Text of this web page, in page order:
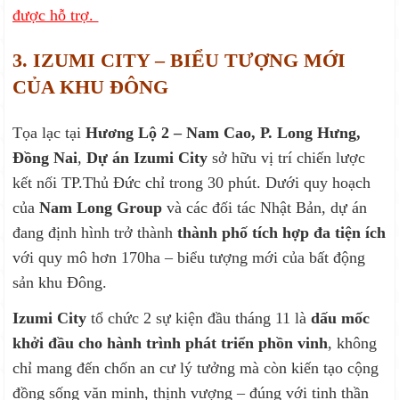
được hỗ trợ.
3. IZUMI CITY – BIỂU TƯỢNG MỚI
CỦA KHU ĐÔNG
Tọa lạc tạiHương Lộ 2 – Nam Cao, P. Long Hưng,
Đồng Nai,Dự án Izumi City sở hữu vị trí chiến lược
kết nối TP.Thủ Đức chỉ trong 30 phút. Dưới quy hoạch
củaNam Long Group và các đối tác Nhật Bản, dự án
đang định hình trở thànhthành phố tích hợp đa tiện ích
với quy mô hơn 170ha – biểu tượng mới của bất động
sản khu Đông.
Izumi Citytổ chức 2 sự kiện đầu tháng 11 làdấu mốc
khởi đầu cho hành trình phát triển phồn vinh, không
chỉ mang đến chốn an cư lý tưởng mà còn kiến tạo cộng
đồng sống văn minh, thịnh vượng – đúng với tinh thần